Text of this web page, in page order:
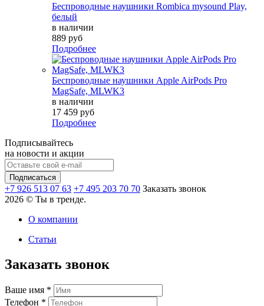
Беспроводные наушники Rombica mysound Play,
белый
в наличии
889 руб
Подробнее
Беспроводные наушники Apple AirPods Pro
MagSafe, MLWK3
в наличии
17 459 руб
Подробнее
Подписывайтесь
на новости и акции
+7 926 513 07 63 +7 495 203 70 70 Заказать звонок
2026 © Ты в тренде.
О компании
Статьи
Заказать звонок
Ваше имя *
Телефон *